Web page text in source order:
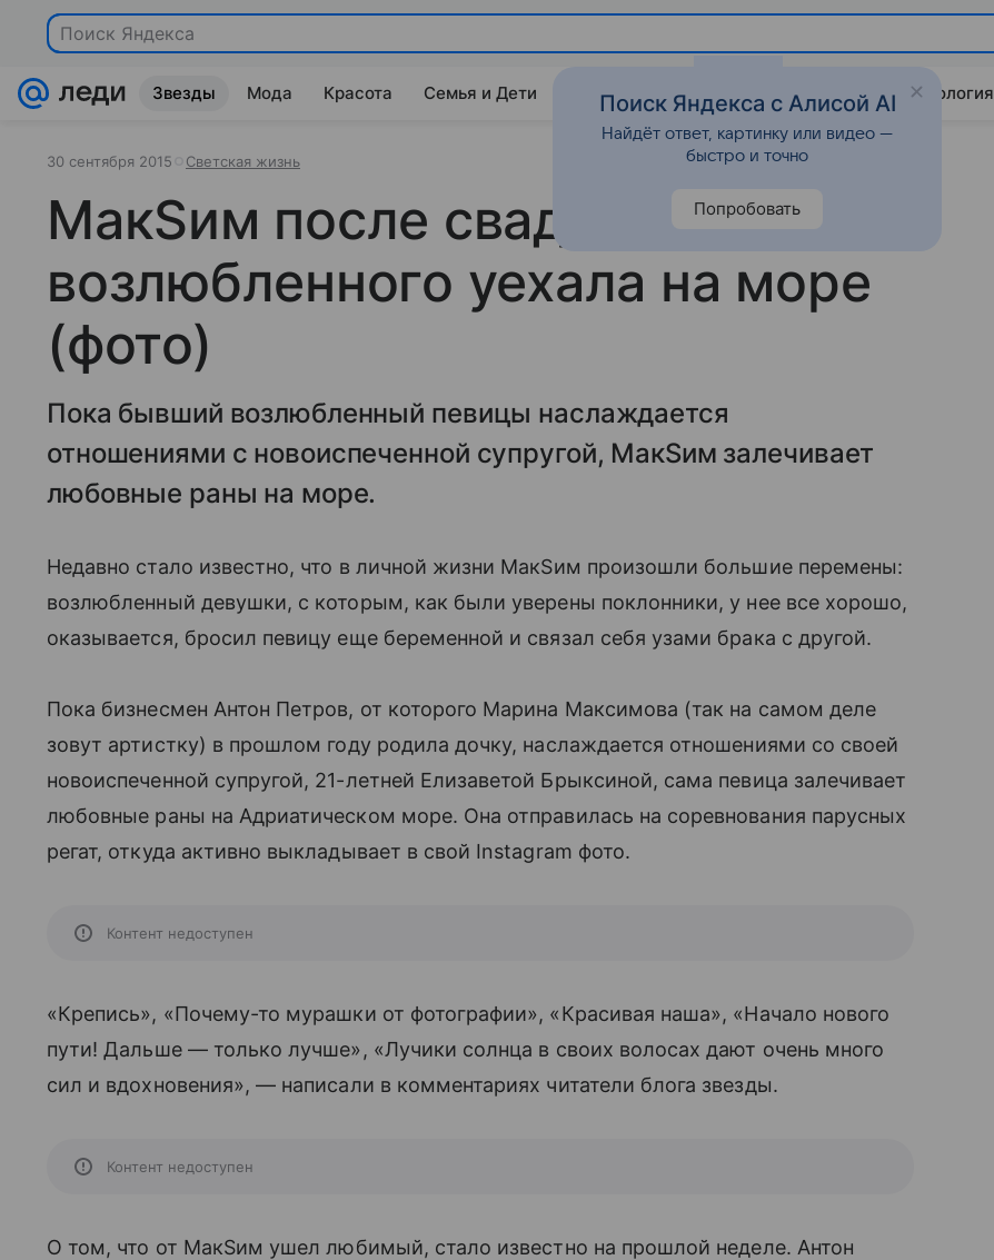
Поиск Яндекса
Звезды Мода Красота Семья и Дети Дом Гороскопы Стиль жизни Психология
30 сентября 2015 Светская жизнь
МакSим после свадьбы экс-
возлюбленного уехала на море
(фото)
Пока бывший возлюбленный певицы наслаждается
отношениями с новоиспеченной супругой, МакSим залечивает
любовные раны на море.
Недавно стало известно, что в личной жизни МакSим произошли большие перемены:
возлюбленный девушки, с которым, как были уверены поклонники, у нее все хорошо,
оказывается, бросил певицу еще беременной и связал себя узами брака с другой.
Пока бизнесмен Антон Петров, от которого Марина Максимова (так на самом деле
зовут артистку) в прошлом году родила дочку, наслаждается отношениями со своей
новоиспеченной супругой, 21-летней Елизаветой Брыксиной, сама певица залечивает
любовные раны на Адриатическом море. Она отправилась на соревнования парусных
регат, откуда активно выкладывает в свой Instagram фото.
Контент недоступен
«Крепись», «Почему-то мурашки от фотографии», «Красивая наша», «Начало нового
пути! Дальше — только лучше», «Лучики солнца в своих волосах дают очень много
сил и вдохновения», — написали в комментариях читатели блога звезды.
Контент недоступен
О том, что от МакSим ушел любимый, стало известно на прошлой неделе. Антон
Поиск Яндекса с Алисой AI
Найдёт ответ, картинку или видео —
быстро и точно
Попробовать